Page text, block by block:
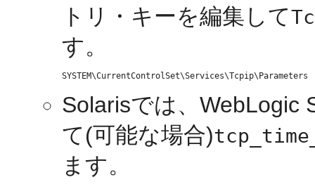
トリ・キーを編集して
す。
Solarisでは、WebLogic
て(可能な場合)
ます。